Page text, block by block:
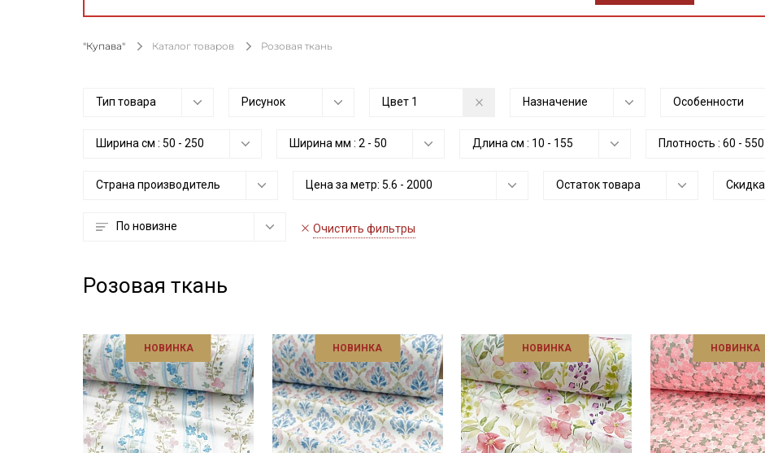
"Купава" Каталог товаров Розовая ткань
Тип товара Рисунок Цвет 1 Назначение Особенности
Ширина см : 50 - 250 Ширина мм : 2 - 50 Длина см : 10 - 155 Плотность : 60 - 550
Страна производитель Цена за метр: 5.6 - 2000 Остаток товара Скидка
По новизне Очистить фильтры
Розовая ткань
НОВИНКА НОВИНКА НОВИНКА НОВИНКА